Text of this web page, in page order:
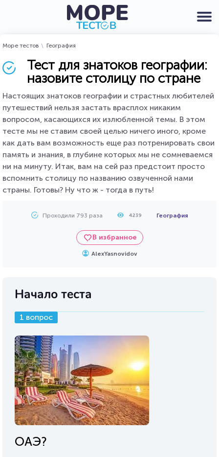
Море тестов География
Тест для знатоков географии:
назовите столицу по стране
Настоящих знатоков географии и страстных любителей
путешествий нельзя застать врасплох никаким
вопросом, касающихся их излюбленной темы. В этом
тесте мы не ставим своей целью ничего иного, кроме
как дать вам возможность еще раз потренировать свои
память и знания, в глубине которых мы не сомневаемся
ни на минуту. Итак, вам на сей раз предстоит просто
вспомнить столицу по названию озвученной нами
страны. Готовы? Ну что ж - тогда в путь!
Проходили 793 раза 4239 География
В избранное
AlexYasnovidov
Начало теста
1 вопрос
ОАЭ?